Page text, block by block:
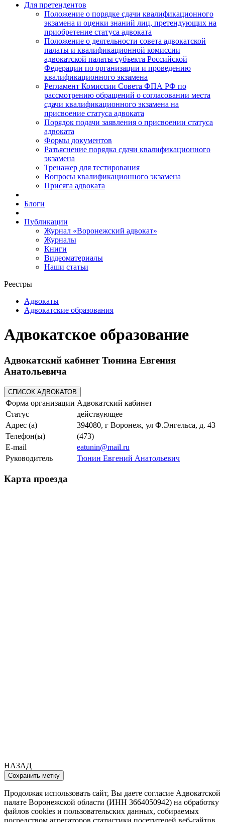
Для претендентов
Положение о порядке сдачи квалификационного
экзамена и оценки знаний лиц, претендующих на
приобретение статуса адвоката
Положение о деятельности совета адвокатской
палаты и квалификационной комиссии
адвокатской палаты субъекта Российской
Федерации по организации и проведению
квалификационного экзамена
Регламент Комиссии Совета ФПА РФ по
рассмотрению обращений о согласовании места
сдачи квалификационного экзамена на
присвоение статуса адвоката
Порядок подачи заявления о присвоении статуса
адвоката
Формы документов
Разъяснение порядка сдачи квалификационного
экзамена
Тренажер для тестирования
Вопросы квалификационного экзамена
Присяга адвоката
Блоги
Публикации
Журнал «Воронежский адвокат»
Журналы
Книги
Видеоматериалы
Наши статьи
Реестры
Адвокаты
Адвокатские образования
Адвокатское образование
Адвокатский кабинет Тюнина Евгения
Анатольевича
Форма организации Адвокатский кабинет
Статус
действующее
Адрес (а)
394080, г Воронеж, ул Ф.Энгельса, д. 43
Телефон(ы)
(473)
E-mail
eatunin@mail.ru
Руководитель
Тюнин Евгений Анатольевич
Карта проезда
НАЗАД
Продолжая использовать сайт, Вы даете согласие Адвокатской
палате Воронежской области (ИНН 3664050942) на обработку
файлов cookies и пользовательских данных, собираемых
посредством агрегаторов статистики посетителей веб-сайтов,